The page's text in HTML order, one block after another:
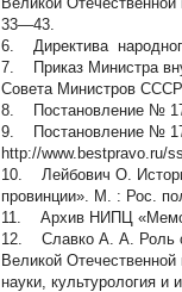
33—43.
6. Директива
7. Приказ Министра
Совета Министров
8. Постановление №
9. Постановление №
http://www.bestpravo.ru/
10.
Лейбович О.
провинции». М. : Рос.
11. Архив НИПЦ
12.
Славко А. А. Роль
Великой
науки, культурология